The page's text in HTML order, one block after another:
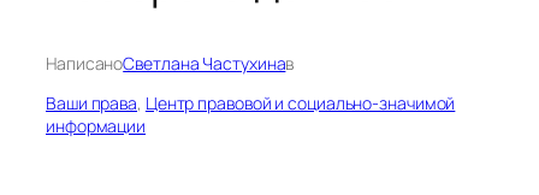
НаписаноСветлана Частухинав
Ваши права, Центр правовой и социально-значимой
информации